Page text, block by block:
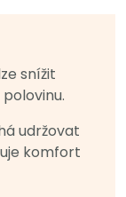
snížit
udržovat
komfort